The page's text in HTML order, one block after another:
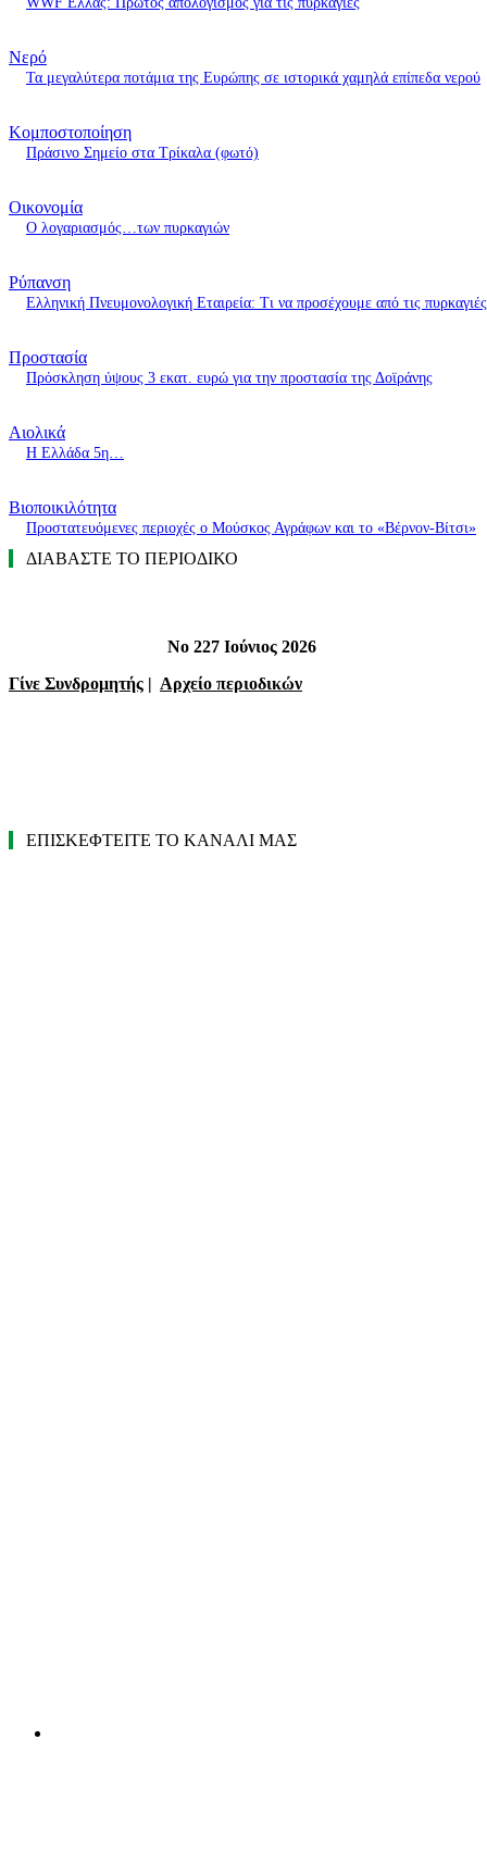
Νερό
Τα μεγαλύτερα ποτάμια της Ευρώπης σε ιστορικά χαμηλά επίπεδα νερού
Κομποστοποίηση
Πράσινο Σημείο στα Τρίκαλα (φωτό)
Οικονομία
O λογαριασμός…των πυρκαγιών
Ρύπανση
Ελληνική Πνευμονολογική Εταιρεία: Τι να προσέχουμε από τις πυρκαγιές
Προστασία
Πρόσκληση ύψους 3 εκατ. ευρώ για την προστασία της Δοϊράνης
Αιολικά
Η Ελλάδα 5η…
Βιοποικιλότητα
Προστατευόμενες περιοχές ο Μούσκος Αγράφων και το «Βέρνον-Βίτσι»
ΔΙΑΒΑΣΤΕ ΤΟ ΠΕΡΙΟΔΙΚΟ
Νο 227 Ιούνιος 2026
Γίνε Συνδρομητής | Αρχείο περιοδικών
ΕΠΙΣΚΕΦΤΕΙΤΕ ΤΟ ΚΑΝΑΛΙ ΜΑΣ